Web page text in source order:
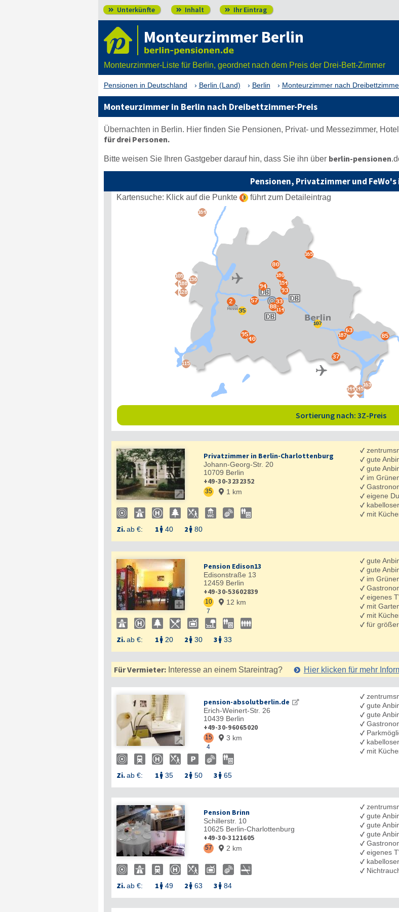
 Unterkünfte  Inhalt  Ihr Eintrag
Monteurzimmer Berlin
Monteurzimmer-Liste für Berlin, geordnet nach dem Preis der Drei-Bett-Zimmer
Pensionen in Deutschland Berlin (Land) Berlin Monteurzimmer nach
Monteurzimmer in Berlin nach Dreibettzimmer-Preis
Übernachten in Berlin. Hier finden Sie Pensionen, Privat- und Messezimmer,
für drei Personen.
Bitte weisen Sie Ihren Gastgeber darauf hin, dass Sie ihn über berlin-pensionen
Pensionen, Privatzimmer und FeWo's
Kartensuche: Klick auf die Punkte führt zum Detaileintrag
Sortierung nach: 3Z-Preis

Privatzimmer in Berlin-Charlottenburg
Johann-Georg-Str. 20
10709 Berlin
+49-30-3232352
35  1 km
Zi.ab €: 1  40 2  80
✓
✓ gute
✓ gute
✓ im
✓
✓ eigene
✓
✓ mit

Pension Edison13
Edisonstraße 13
12459 Berlin
+49-30-53602839
10
7
 12 km
Zi.ab €: 1  20 2  30 3  33
✓ gute
✓ gute
✓ im
✓
✓ eigenes
✓ mit
✓ mit
✓ für
Für Vermieter:Interesse an einem Stareintrag? Hier klicken für mehr

pension-absolutberlin.de
Erich-Weinert-Str. 26
10439 Berlin
+49-30-96065020
15
4
 3 km
Zi.ab €: 1  35 2  50 3  65
✓
✓ gute
✓ gute
✓
✓
✓
✓ mit
Pension Brinn
Schillerstr. 10
10625 Berlin-Charlottenburg
+49-30-3121605
57  2 km
Zi.ab €: 1  49 2  63 3  84
✓
✓ gute
✓ gute
✓ gute
✓
✓ eigenes
✓
✓